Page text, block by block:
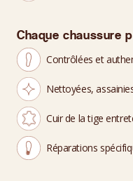
Chaque chaussure
Contrôlées et
Nettoyées,
Cuir de la tige
Réparations